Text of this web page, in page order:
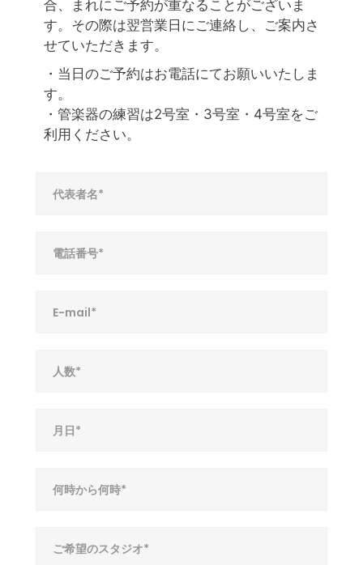
合、まれにご予約が重なることがございま
す。その際は翌営業日にご連絡し、ご案内さ
せていただきます。
・当日のご予約はお電話にてお願いいたしま
す。
・管楽器の練習は2号室・3号室・4号室をご
利用ください。